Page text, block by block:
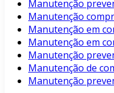
Manutenção
Manutenção
Manutenção em
Manutenção em
Manutenção
Manutenção de
Manutenção